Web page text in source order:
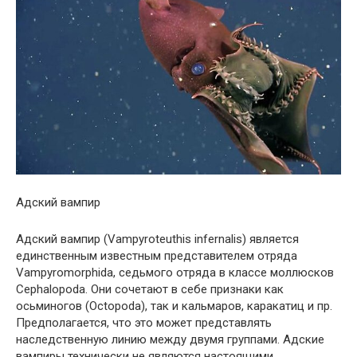
Адский вампир
Адский вампир (Vampyroteuthis infernalis) является
единственным известным представителем отряда
Vampyromorphida, седьмого отряда в классе моллюсков
Cephalopoda. Они сочетают в себе признаки как
осьминогов (Octopoda), так и кальмаров, каракатиц и пр.
Предполагается, что это может представлять
наследственную линию между двумя группами. Адские